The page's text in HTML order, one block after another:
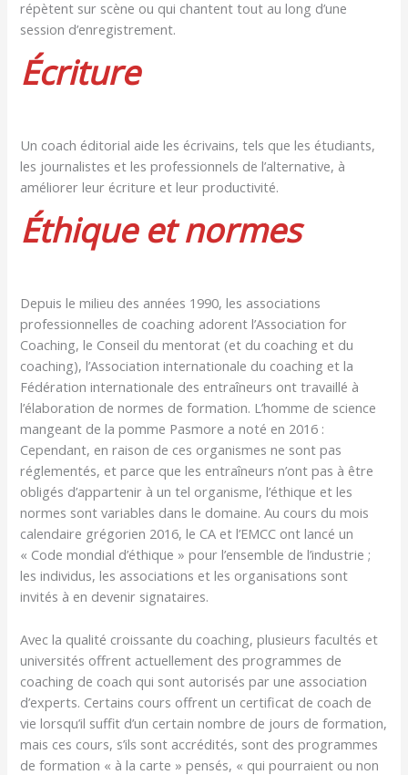
répètent sur scène ou qui chantent tout au long d’une
session d’enregistrement.
Écriture
Un coach éditorial aide les écrivains, tels que les étudiants,
les journalistes et les professionnels de l’alternative, à
améliorer leur écriture et leur productivité.
Éthique et normes
Depuis le milieu des années 1990, les associations
professionnelles de coaching adorent l’Association for
Coaching, le Conseil du mentorat (et du coaching et du
coaching), l’Association internationale du coaching et la
Fédération internationale des entraîneurs ont travaillé à
l’élaboration de normes de formation. L’homme de science
mangeant de la pomme Pasmore a noté en 2016 :
Cependant, en raison de ces organismes ne sont pas
réglementés, et parce que les entraîneurs n’ont pas à être
obligés d’appartenir à un tel organisme, l’éthique et les
normes sont variables dans le domaine. Au cours du mois
calendaire grégorien 2016, le CA et l’EMCC ont lancé un
« Code mondial d’éthique » pour l’ensemble de l’industrie ;
les individus, les associations et les organisations sont
invités à en devenir signataires.
Avec la qualité croissante du coaching, plusieurs facultés et
universités offrent actuellement des programmes de
coaching de coach qui sont autorisés par une association
d’experts. Certains cours offrent un certificat de coach de
vie lorsqu’il suffit d’un certain nombre de jours de formation,
mais ces cours, s’ils sont accrédités, sont des programmes
de formation « à la carte » pensés, « qui pourraient ou non